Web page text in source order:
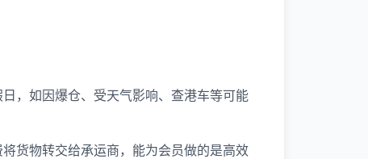
，如因爆仓、受天气影响、查港车等可能
货物转交给承运商，能为会员做的是高效